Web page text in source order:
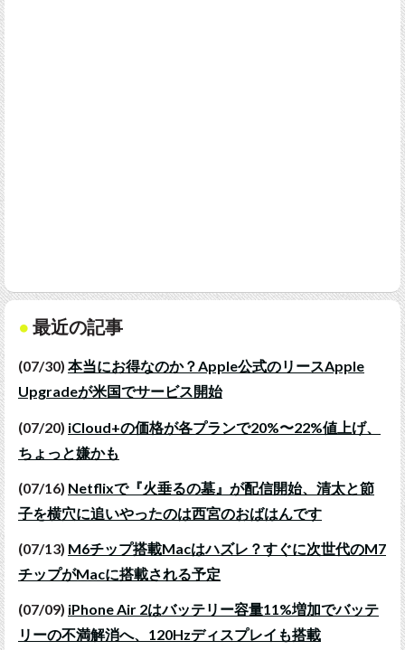
最近の記事
(07/30) 本当にお得なのか？Apple公式のリースApple
Upgradeが米国でサービス開始
(07/20) iCloud+の価格が各プランで20%〜22%値上げ、
ちょっと嫌かも
(07/16) Netflixで『火垂るの墓』が配信開始、清太と節
子を横穴に追いやったのは西宮のおばはんです
(07/13) M6チップ搭載Macはハズレ？すぐに次世代のM7
チップがMacに搭載される予定
(07/09) iPhone Air 2はバッテリー容量11%増加でバッテ
リーの不満解消へ、120Hzディスプレイも搭載